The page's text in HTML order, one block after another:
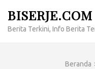
konten
BISERJE.COM
Berita Terkini, Info Berita
Beranda